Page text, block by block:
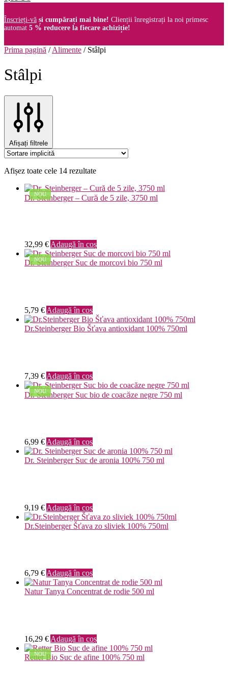
Înscrieți-vă și cumpărați mai bine! Clienții înregistrați la noi primesc
automat 5 % reducere la fiecare achiziție!
Prima pagină /Alimente / Stâlpi
Stâlpi
Afișați filtrele
Afișez toate cele 14 rezultate
NOU
Dr. Steinberger – Cură de 5 zile, 3750 ml
32,99 €Adaugă în coș
NOU
Dr. Steinberger Suc de morcovi bio 750 ml
5,79 € Adaugă în coș
Dr.Steinberger Bio Šťava antioxidant 100% 750ml
7,39 € Adaugă în coș
NOU
Dr. Steinberger Suc bio de coacăze negre 750 ml
6,99 € Adaugă în coș
Dr. Steinberger Suc de aronia 100% 750 ml
9,19 € Adaugă în coș
Dr.Steinberger Šťava zo sliviek 100% 750ml
6,79 €Adaugă în coș
Natur Tanya Concentrat de rodie 500 ml
16,29 € Adaugă în coș
NOU
Retter Bio Suc de afine 100% 750 ml